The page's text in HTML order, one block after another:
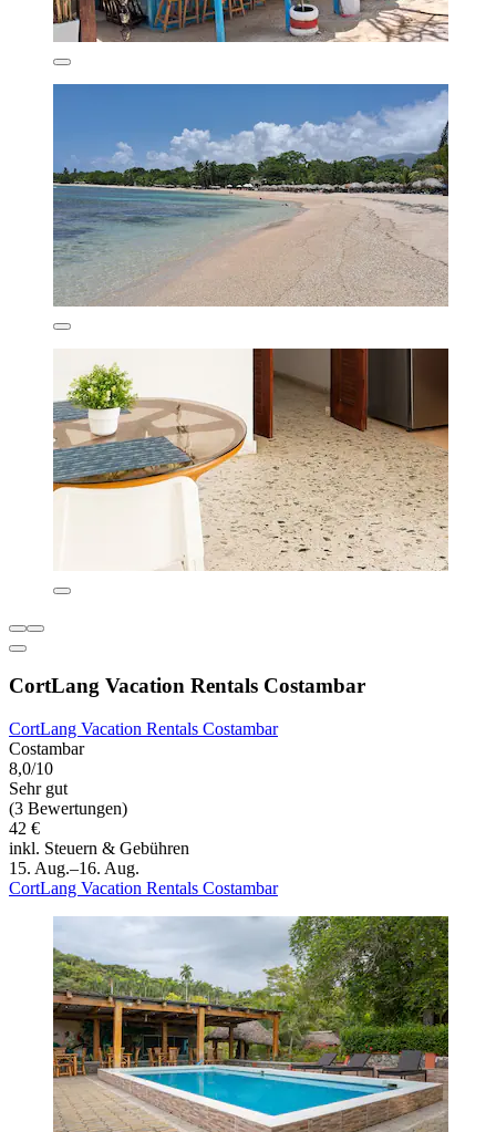
CortLang Vacation Rentals Costambar
CortLang Vacation Rentals Costambar
Costambar
8,0/10
Sehr gut
(3 Bewertungen)
42 €
inkl. Steuern & Gebühren
15. Aug.–16. Aug.
CortLang Vacation Rentals Costambar